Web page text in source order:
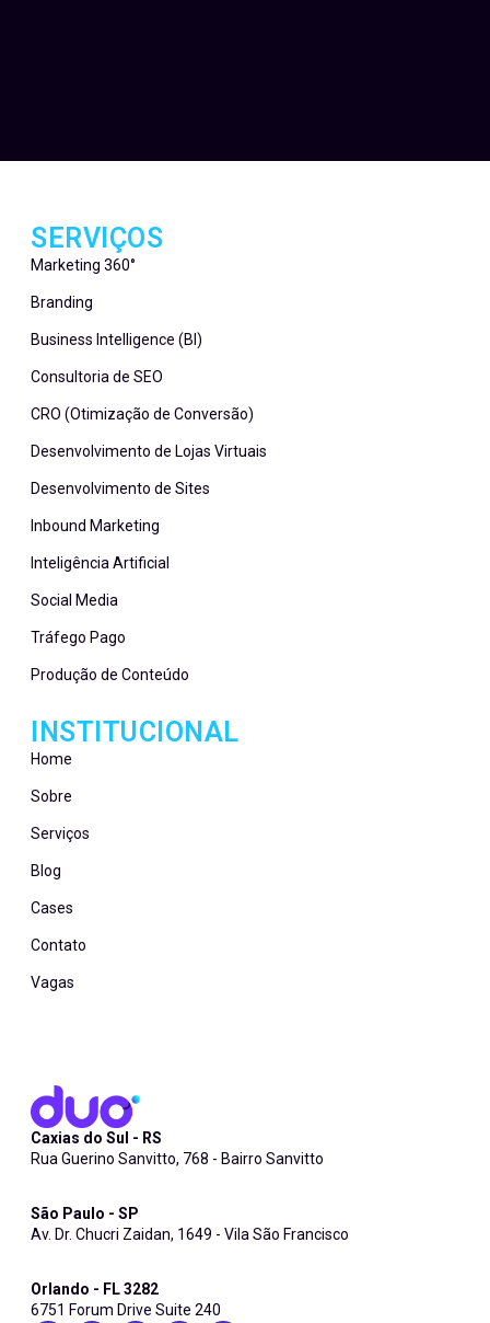
Caxias do Sul - RS
Rua Guerino Sanvitto, 768 - Bairro Sanvitto
São Paulo - SP
Av. Dr. Chucri Zaidan, 1649 - Vila São Francisco
Orlando - FL 3282
6751 Forum Drive Suite 240
SERVIÇOS
Marketing 360°
Branding
Business Intelligence (BI)
Consultoria de SEO
CRO (Otimização de Conversão)
Desenvolvimento de Lojas Virtuais
Desenvolvimento de Sites
Inbound Marketing
Inteligência Artificial
Social Media
Tráfego Pago
Produção de Conteúdo
INSTITUCIONAL
Home
Sobre
Serviços
Blog
Cases
Contato
Vagas